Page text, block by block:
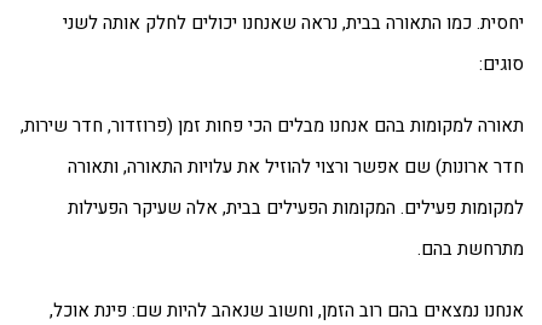
כמו התאורה בבית, נראה שאנחנו יכולים לחלק אותה לשני
למקומות בהם אנחנו מבלים הכי פחות זמן (פרוזדור, חדר שירות,
ארונות) שם אפשר ורצוי להוזיל את עלויות התאורה, ותאורה
פעילים. המקומות הפעילים בבית, אלה שעיקר הפעילות
בהם.
נמצאים בהם רוב הזמן, וחשוב שנאהב להיות שם: פינת אוכל,